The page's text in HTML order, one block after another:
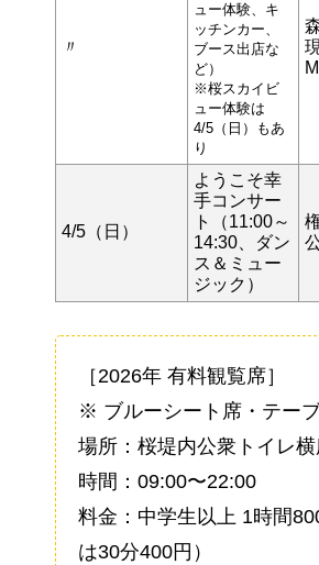
〃
ュー体験、キ
ッチンカー、
ブース出店な
ど）
※桜スカイビ
ュー体験は
4/5（日）もあ
り
4/5（日）
ようこそ幸
手コンサー
ト（11:00～
14:30、ダン
ス＆ミュー
ジック）
［2026年 有料観覧席］
※ ブルーシート席・テー
場所：桜堤内公衆トイレ
時間：09:00〜22:00
料金：中学生以上 1時間
は30分400円）